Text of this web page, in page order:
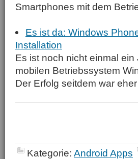
Smartphones mit dem
Es ist da: Windows
Installation
Es ist noch nicht einmal
mobilen Betriebssystem
Der Erfolg seitdem war
Kategorie: Android Apps